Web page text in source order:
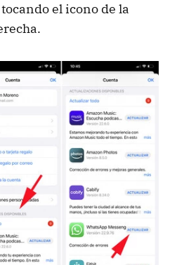
tocando el icono de la